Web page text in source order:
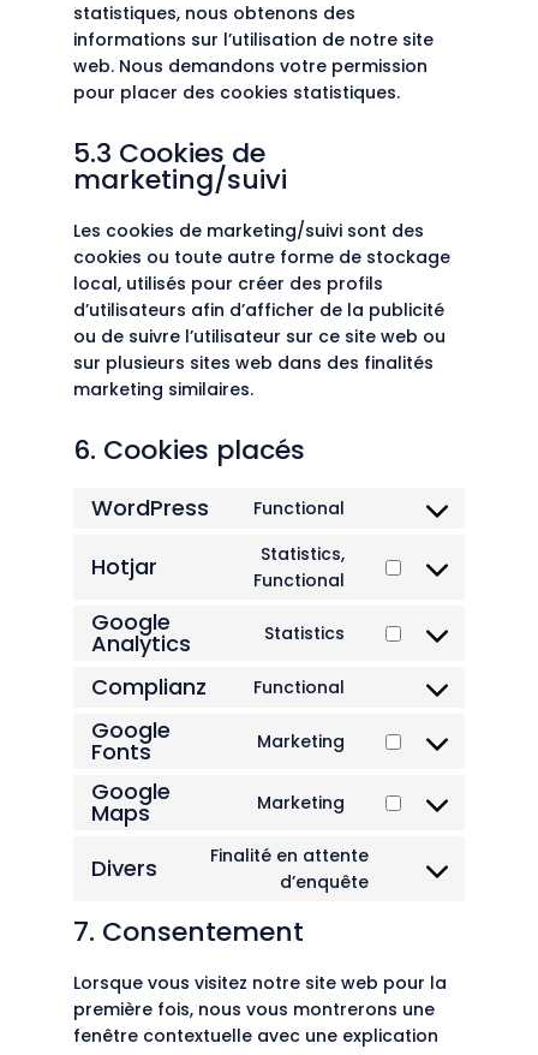
statistiques, nous obtenons des
informations sur l’utilisation de notre site
web. Nous demandons votre permission
pour placer des cookies statistiques.
5.3 Cookies de
marketing/suivi
Les cookies de marketing/suivi sont des
cookies ou toute autre forme de stockage
local, utilisés pour créer des profils
d’utilisateurs afin d’afficher de la publicité
ou de suivre l’utilisateur sur ce site web ou
sur plusieurs sites web dans des finalités
marketing similaires.
6. Cookies placés
WordPress Functional
Consent
service
Hotjar
Statistics,
Functional
Consent
service
Google
Analytics Statistics
Consent
analytics
Complianz Functional
Consent
service
Google
Fonts Marketing
Consent
service
fonts
Google
Maps Marketing
Consent
service
google-
Divers
Finalité en attente
d’enquête
Consent
7. Consentement
Lorsque vous visitez notre site web pour la
première fois, nous vous montrerons une
fenêtre contextuelle avec une explication